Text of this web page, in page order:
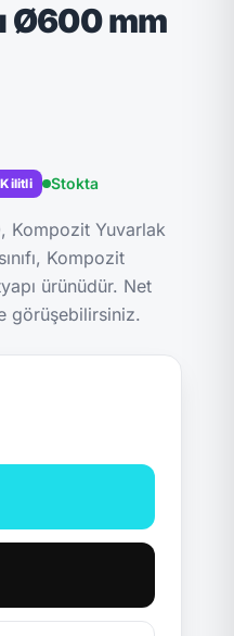
Ø600 mm
Kilitli Stokta
Kompozit Yuvarlak
Kompozit
ürünüdür. Net
görüşebilirsiniz.